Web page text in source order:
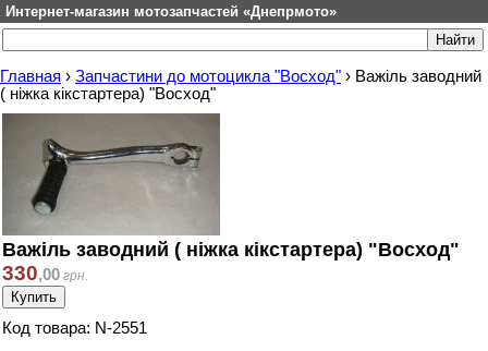
Интернет-магазин мотозапчастей «Днепрмото»
Главная › Запчастини до мотоцикла "Восход" › Важіль заводний
( ніжка кікстартера) "Восход"
Важіль заводний ( ніжка кікстартера) "Восход"
330,00 грн.
Код товара: N-2551